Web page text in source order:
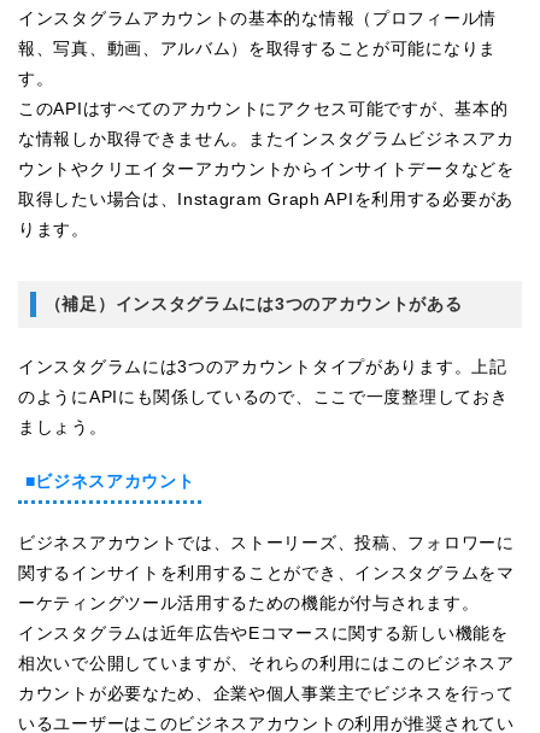
インスタグラムアカウントの基本的な情報（プロフィール情
報、写真、動画、アルバム）を取得することが可能になりま
す。
このAPIはすべてのアカウントにアクセス可能ですが、基本的
な情報しか取得できません。またインスタグラムビジネスアカ
ウントやクリエイターアカウントからインサイトデータなどを
取得したい場合は、Instagram Graph APIを利用する必要があ
ります。
（補足）インスタグラムには3つのアカウントがある
インスタグラムには3つのアカウントタイプがあります。上記
のようにAPIにも関係しているので、ここで一度整理しておき
ましょう。
■ビジネスアカウント
ビジネスアカウントでは、ストーリーズ、投稿、フォロワーに
関するインサイトを利用することができ、インスタグラムをマ
ーケティングツール活用するための機能が付与されます。
インスタグラムは近年広告やEコマースに関する新しい機能を
相次いで公開していますが、それらの利用にはこのビジネスア
カウントが必要なため、企業や個人事業主でビジネスを行って
いるユーザーはこのビジネスアカウントの利用が推奨されてい